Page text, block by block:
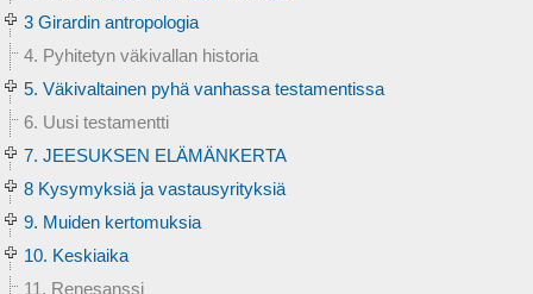
3 Girardin antropologia
4. Pyhitetyn väkivallan historia
5. Väkivaltainen pyhä vanhassa testamentissa
6. Uusi testamentti
7. JEESUKSEN ELÄMÄNKERTA
8 Kysymyksiä ja vastausyrityksiä
9. Muiden kertomuksia
10. Keskiaika
11. Renesanssi